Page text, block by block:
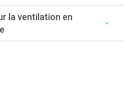
la ventilation en